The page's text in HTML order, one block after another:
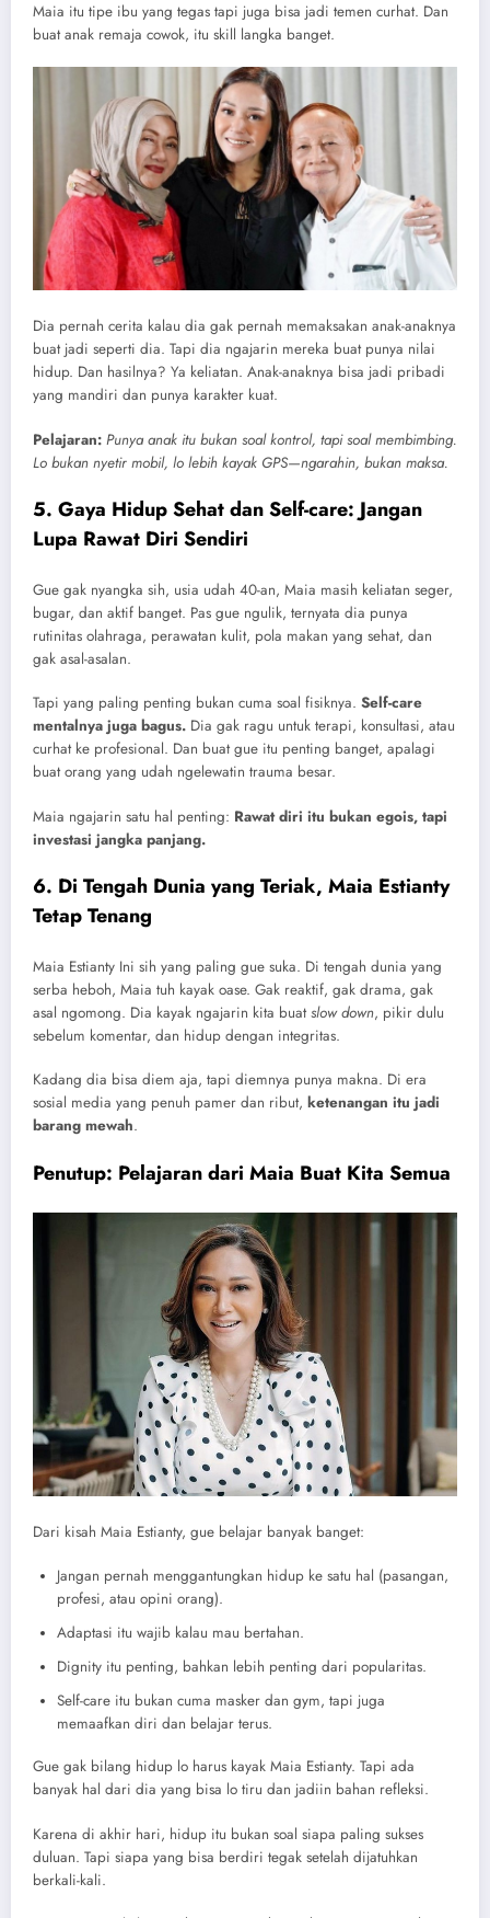
Maia itu tipe ibu yang tegas tapi juga bisa jadi temen curhat. Dan
buat anak remaja cowok, itu skill langka banget.
Dia pernah cerita kalau dia gak pernah memaksakan anak-anaknya
buat jadi seperti dia. Tapi dia ngajarin mereka buat punya nilai
hidup. Dan hasilnya? Ya keliatan. Anak-anaknya bisa jadi pribadi
yang mandiri dan punya karakter kuat.
Pelajaran: Punya anak itu bukan soal kontrol, tapi soal membimbing.
Lo bukan nyetir mobil, lo lebih kayak GPS—ngarahin, bukan maksa.
5. Gaya Hidup Sehat dan Self-care: Jangan
Lupa Rawat Diri Sendiri
Gue gak nyangka sih, usia udah 40-an, Maia masih keliatan seger,
bugar, dan aktif banget. Pas gue ngulik, ternyata dia punya
rutinitas olahraga, perawatan kulit, pola makan yang sehat, dan
gak asal-asalan.
Tapi yang paling penting bukan cuma soal fisiknya. Self-care
mentalnya juga bagus. Dia gak ragu untuk terapi, konsultasi, atau
curhat ke profesional. Dan buat gue itu penting banget, apalagi
buat orang yang udah ngelewatin trauma besar.
Maia ngajarin satu hal penting: Rawat diri itu bukan egois, tapi
investasi jangka panjang.
6. Di Tengah Dunia yang Teriak, Maia Estianty
Tetap Tenang
Maia Estianty Ini sih yang paling gue suka. Di tengah dunia yang
serba heboh, Maia tuh kayak oase. Gak reaktif, gak drama, gak
asal ngomong. Dia kayak ngajarin kita buatslow down, pikir dulu
sebelum komentar, dan hidup dengan integritas.
Kadang dia bisa diem aja, tapi diemnya punya makna. Di era
sosial media yang penuh pamer dan ribut, ketenangan itu jadi
barang mewah.
Penutup: Pelajaran dari Maia Buat Kita Semua
Dari kisah Maia Estianty, gue belajar banyak banget:
Jangan pernah menggantungkan hidup ke satu hal (pasangan,
profesi, atau opini orang).
Adaptasi itu wajib kalau mau bertahan.
Dignity itu penting, bahkan lebih penting dari popularitas.
Self-care itu bukan cuma masker dan gym, tapi juga
memaafkan diri dan belajar terus.
Gue gak bilang hidup lo harus kayak Maia Estianty. Tapi ada
banyak hal dari dia yang bisa lo tiru dan jadiin bahan refleksi.
Karena di akhir hari, hidup itu bukan soal siapa paling sukses
duluan. Tapi siapa yang bisa berdiri tegak setelah dijatuhkan
berkali-kali.